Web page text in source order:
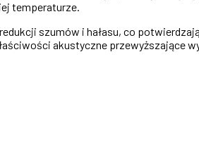
temperaturze.
szumów i hałasu, co
akustyczne przewyższające